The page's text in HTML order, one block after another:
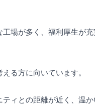
場が多く、福利厚生が充
る方に向いています。
ィとの距離が近く、温か